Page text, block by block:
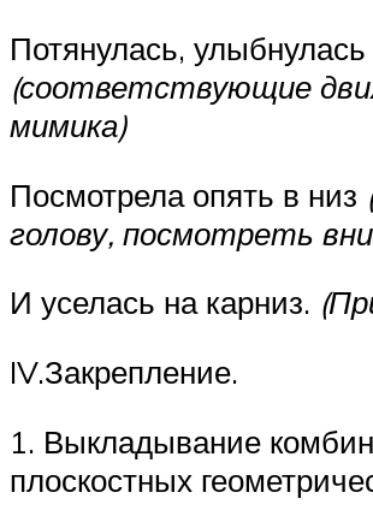
Потянулась, улыбнулась
(соответствующие
мимика)
Посмотрела опять в низ
голову, посмотреть
И уселась на карниз.
IV.Закрепление.
1. Выкладывание
плоскостных